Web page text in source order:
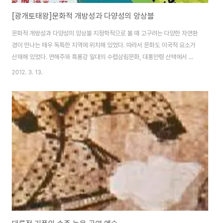
[광개토태왕]문화적 개방성과 다양성의 앙상블
문화적 개방성과 다양성의 앙상블 지정학적으로 볼 때 고구려는 다양한 자연환
경이 만나는 매우 독특한 지역에 위치해 있었다. 따라서 문화도 이국적 요소가
산재해 있었다. 연해주와 흑룡강 일대의 수렵삼림문화, 대홍안령 산맥에서 몽
골로 이어지는 초원유목문화, 화북의 농경문화, 중국 양자강 유역의 남방문화,
족들이 다양한 문화를 보존한 채 고구려제국의 백성이 되었으며, 고구려는 이
들을 수용해 독특하고 수준 높은 문화를 완성시킨다. 이종의 문화를 융합해 새
로운 문화를 창조해 낸 것이다. 이는 점차 고구려 독창적인 문화로 발전해 나간
다. 고구려 문화가 지닌 자유는 독특한 지리적, 문화적 특성과 유목민족의 문화
가 함께 어우러진 것이었다. 이 같..
2012. 3. 13.